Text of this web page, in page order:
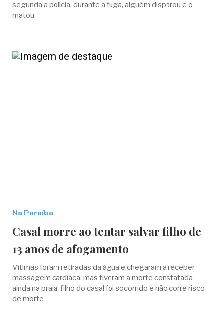
segunda a polícia, durante a fuga, alguém disparou e o
matou
Na Paraíba
Casal morre ao tentar salvar filho de
13 anos de afogamento
Vítimas foram retiradas da água e chegaram a receber
massagem cardíaca, mas tiveram a morte constatada
ainda na praia; filho do casal foi socorrido e não corre risco
de morte